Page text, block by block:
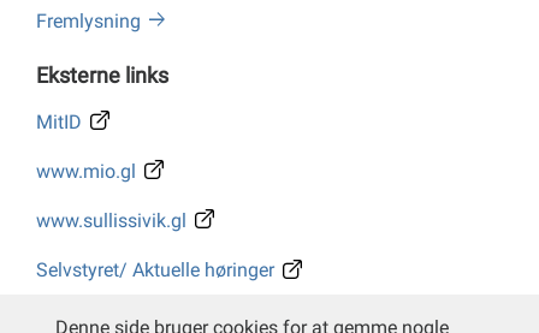
Fremlysning
Eksterne links
MitID
www.mio.gl
www.sullissivik.gl
Selvstyret/ Aktuelle høringer
Whistleblower
Denne side bruger cookies for at gemme nogle